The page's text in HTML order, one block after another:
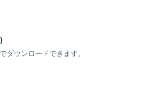
ダウンロードできます。